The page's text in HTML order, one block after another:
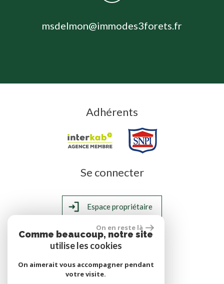
msdelmon@immodes3forets.fr
Adhérents
Se connecter
Espace propriétaire
réalisé par
On en reste là
Comme beaucoup, notre site
utilise les cookies
On aimerait vous accompagner pendant
votre visite.